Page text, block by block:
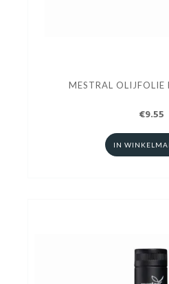
MESTRAL OLIJFOLIE
€9.55
IN